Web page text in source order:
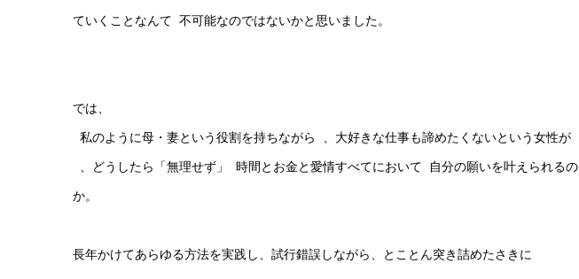
ていくことなんて 不可能なのではないかと思いました。
では、
私のように母・妻という役割を持ちながら 、大好きな仕事も諦めたくないという女性が
、どうしたら「無理せず」 時間とお金と愛情すべてにおいて 自分の願いを叶えられるの
か。
長年かけてあらゆる方法を実践し、試行錯誤しながら、とことん突き詰めたさきに